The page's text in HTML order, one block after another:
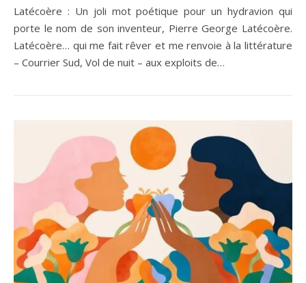
Latécoère : Un joli mot poétique pour un hydravion qui
porte le nom de son inventeur, Pierre George Latécoère.
Latécoère… qui me fait rêver et me renvoie à la littérature
– Courrier Sud, Vol de nuit – aux exploits de…